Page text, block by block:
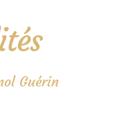
Guérin